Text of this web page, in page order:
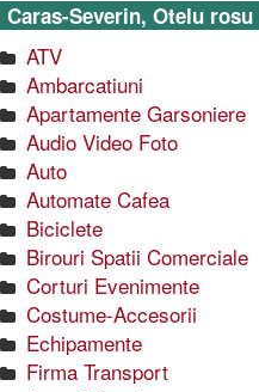
BLOG
CONTACT
Caras-Severin, Otelu rosu
ATV
Ambarcatiuni
Apartamente Garsoniere
Audio Video Foto
Auto
Automate Cafea
Biciclete
Birouri Spatii Comerciale
Corturi Evenimente
Costume-Accesorii
Echipamente
Firma Transport